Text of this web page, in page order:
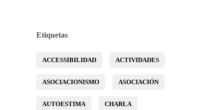
Etiquetas
ACCESSIBILIDAD ACTIVIDADES
ASOCIACIONISMO ASOCIACIÓN
AUTOESTIMA CHARLA